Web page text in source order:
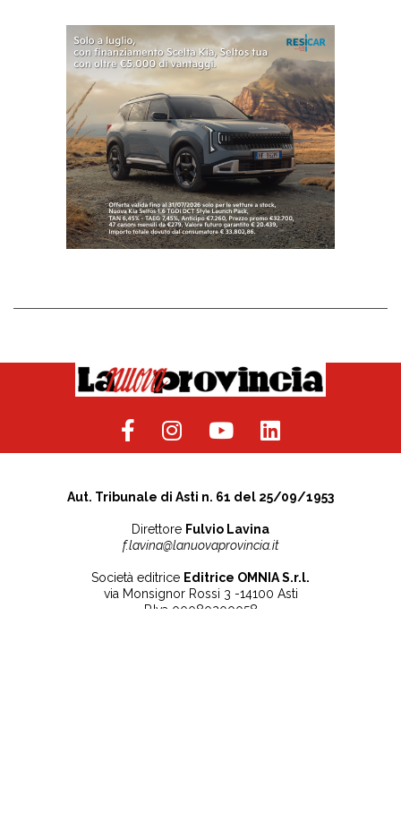
Aut. Tribunale di Asti n. 61 del 25/09/1953
Direttore Fulvio Lavina
f.lavina@lanuovaprovincia.it
Società editrice Editrice OMNIA S.r.l.
via Monsignor Rossi 3 -14100 Asti
P.Iva 00080200058